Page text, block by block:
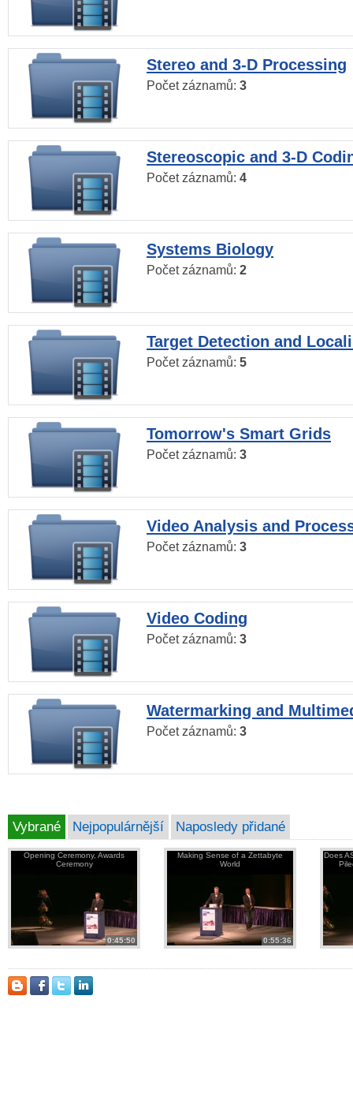
Stereo and 3-D Processing
Počet záznamů: 3
Stereoscopic and 3-D
Počet záznamů: 4
Systems Biology
Počet záznamů: 2
Target Detection and
Počet záznamů: 5
Tomorrow's Smart Grids
Počet záznamů: 3
Video Analysis and
Počet záznamů: 3
Video Coding
Počet záznamů: 3
Watermarking and
Počet záznamů: 3
Vybrané Nejpopulárnější Naposledy přidané
Opening Ceremony, Awards
Ceremony
0:45:50
Making Sense of a Zettabyte
World
0:55:36
Does